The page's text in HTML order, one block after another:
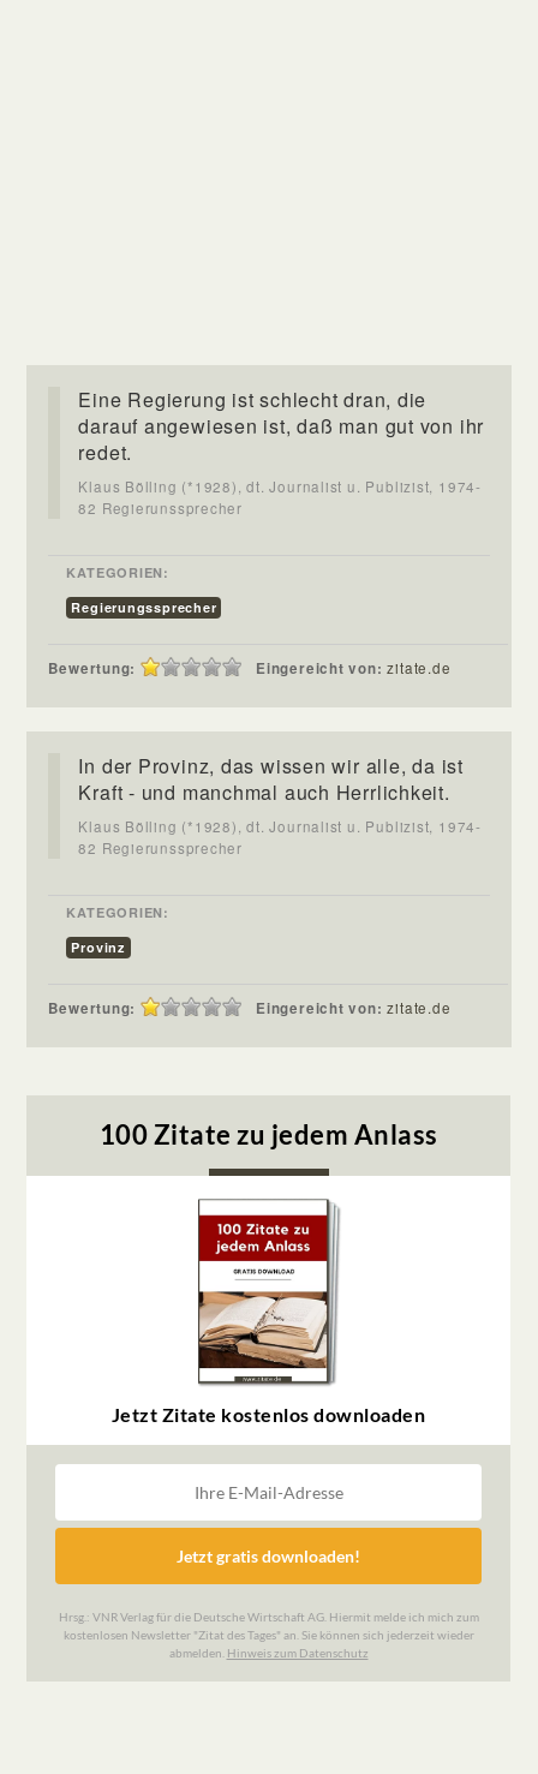
Eine Regierung ist schlecht dran, die
darauf angewiesen ist, daß man gut von ihr
redet.
Klaus Bölling (*1928), dt. Journalist u. Publizist, 1974-
82 Regierunssprecher
KATEGORIEN:
Regierungssprecher
Bewertung: Eingereicht von:zitate.de
In der Provinz, das wissen wir alle, da ist
Kraft - und manchmal auch Herrlichkeit.
Klaus Bölling (*1928), dt. Journalist u. Publizist, 1974-
82 Regierunssprecher
KATEGORIEN:
Provinz
Bewertung: Eingereicht von:zitate.de